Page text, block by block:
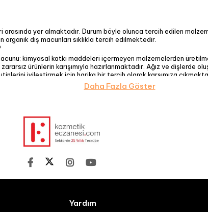
arasında yer almaktadır. Durum böyle olunca tercih edilen
organik diş macunları sıklıkla tercih edilmektedir.
kimyasal katkı maddeleri içermeyen malzemelerden
ürünlerin karışımıyla hazırlanmaktadır. Ağız ve dişlerde
iyileştirmek için harika bir tercih olarak karşımıza
Kullanmanın Faydaları
diş macunu kullanmanın birçok farklı faydası bulunmaktadır.
daha beyaz dişler için birçok farklı avantajı beraberinde getiren
yardımcı olur. Gün boyu ferahlık sağlar ve kendinizi özel
sağlayabilir.
Daha Fazla Göster
Yardım